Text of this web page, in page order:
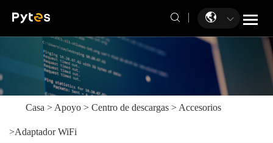
Casa > Apoyo > Centro de descargas > Accesorios
>Adaptador WiFi